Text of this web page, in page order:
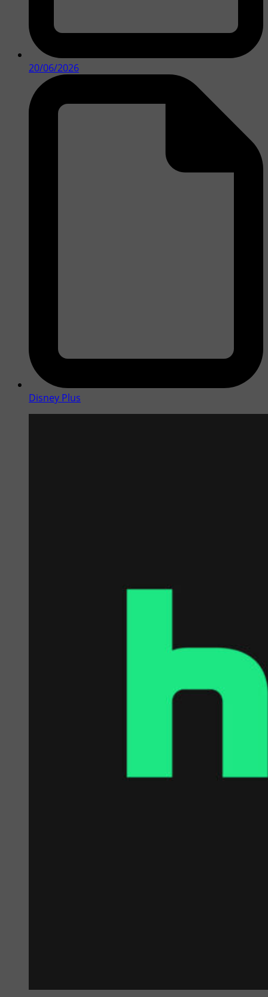
20/06/2026
Disney Plus